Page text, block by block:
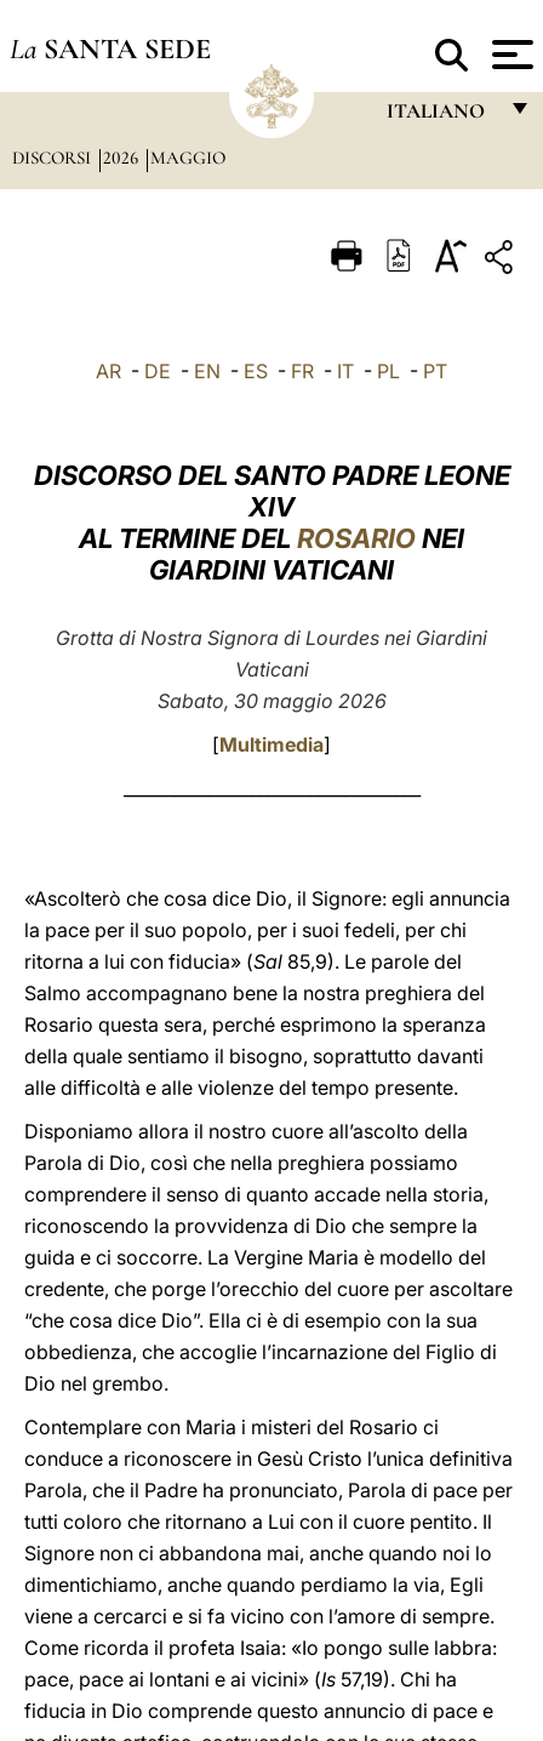
La SANTA SEDE
ITALIANO
ITALIANO
العربيّة
中文
LATINE
DISCORSI 2026 MAGGIO
AR - DE - EN - ES - FR - IT - PL - PT
DISCORSO DEL SANTO PADRE LEONE
XIV
AL TERMINE DEL ROSARIONEI
GIARDINI VATICANI
Grotta di Nostra Signora di Lourdes nei Giardini
Vaticani
Sabato, 30 maggio 2026
[Multimedia]
«Ascolterò che cosa dice Dio, il Signore: egli annuncia
la pace per il suo popolo, per i suoi fedeli, per chi
ritorna a lui con fiducia» (Sal 85,9). Le parole del
Salmo accompagnano bene la nostra preghiera del
Rosario questa sera, perché esprimono la speranza
della quale sentiamo il bisogno, soprattutto davanti
alle difficoltà e alle violenze del tempo presente.
Disponiamo allora il nostro cuore all’ascolto della
Parola di Dio, così che nella preghiera possiamo
comprendere il senso di quanto accade nella storia,
riconoscendo la provvidenza di Dio che sempre la
guida e ci soccorre. La Vergine Maria è modello del
credente, che porge l’orecchio del cuore per ascoltare
“che cosa dice Dio”. Ella ci è di esempio con la sua
obbedienza, che accoglie l’incarnazione del Figlio di
Dio nel grembo.
Contemplare con Maria i misteri del Rosario ci
conduce a riconoscere in Gesù Cristo l’unica definitiva
Parola, che il Padre ha pronunciato, Parola di pace per
tutti coloro che ritornano a Lui con il cuore pentito. Il
Signore non ci abbandona mai, anche quando noi lo
dimentichiamo, anche quando perdiamo la via, Egli
viene a cercarci e si fa vicino con l’amore di sempre.
Come ricorda il profeta Isaia: «Io pongo sulle labbra:
pace, pace ai lontani e ai vicini» (Is 57,19). Chi ha
fiducia in Dio comprende questo annuncio di pace e